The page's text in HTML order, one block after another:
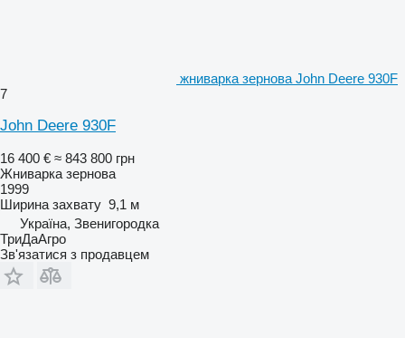
жниварка зернова John Deere 930F
7
John Deere 930F
16 400 € ≈ 843 800 грн
Жниварка зернова
1999
Ширина захвату 9,1 м
Україна, Звенигородка
ТриДаАгро
Зв'язатися з продавцем